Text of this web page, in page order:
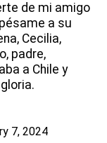
de mi amigo
a su
Cecilia,
padre,
a Chile y
7, 2024